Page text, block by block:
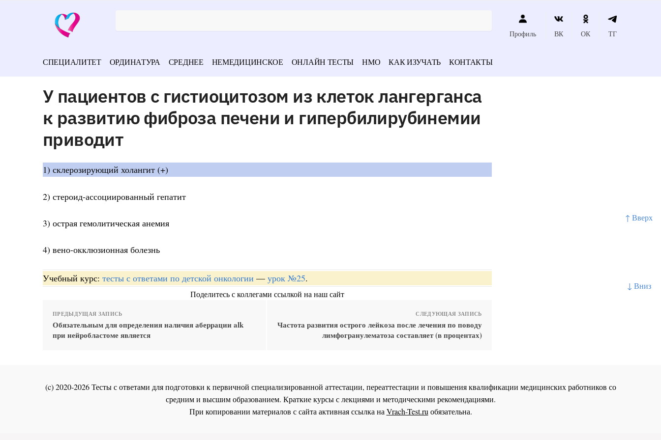
↑ Вверх
↓ Вниз
Профиль ВК ОК ТГ
СПЕЦИАЛИТЕТ ОРДИНАТУРА СРЕДНЕЕ НЕМЕДИЦИНСКОЕ ОНЛАЙН ТЕСТЫ НМО КАК ИЗУЧАТЬ КОНТАКТЫ
У пациентов с гистиоцитозом из клеток лангерганса
к развитию фиброза печени и гипербилирубинемии
приводит
1) склерозирующий холангит (+)
2) стероид-ассоциированный гепатит
3) острая гемолитическая анемия
4) вено-окклюзионная болезнь
Учебный курс: тесты с ответами по детской онкологии — урок №25.
Поделитесь с коллегами ссылкой на наш сайт
ПРЕДЫДУЩАЯ ЗАПИСЬ
Обязательным для определения наличия аберрации alk
при нейробластоме является
СЛЕДУЮЩАЯ ЗАПИСЬ
Частота развития острого лейкоза после лечения по поводу
лимфогранулематоза составляет (в процентах)
(c) 2020-2026 Тесты с ответами для подготовки к первичной специализированной аттестации, переаттестации и повышения квалификации медицинских работников со
средним и высшим образованием. Краткие курсы с лекциями и методическими рекомендациями.
При копировании материалов с сайта активная ссылка на Vrach-Test.ru обязательна.